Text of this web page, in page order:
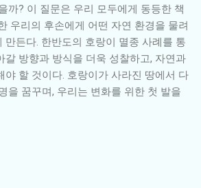
까? 이 질문은 우리 모두에게 동등한 책
우리의 후손에게 어떤 자연 환경을 물려
만든다. 한반도의 호랑이 멸종 사례를 통
갈 방향과 방식을 더욱 성찰하고, 자연과
야 할 것이다. 호랑이가 사라진 땅에서 다
을 꿈꾸며, 우리는 변화를 위한 첫 발을